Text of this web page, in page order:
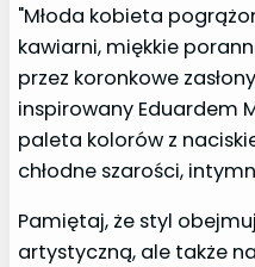
"Młoda kobieta
kawiarni, miękkie
przez koronkowe
inspirowany Eduardem
paleta kolorów z
chłodne szarości,
Pamiętaj, że styl
artystyczną, ale także